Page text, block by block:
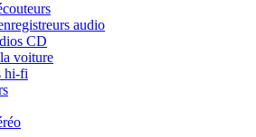
audio
CD
voiture
hi-fi